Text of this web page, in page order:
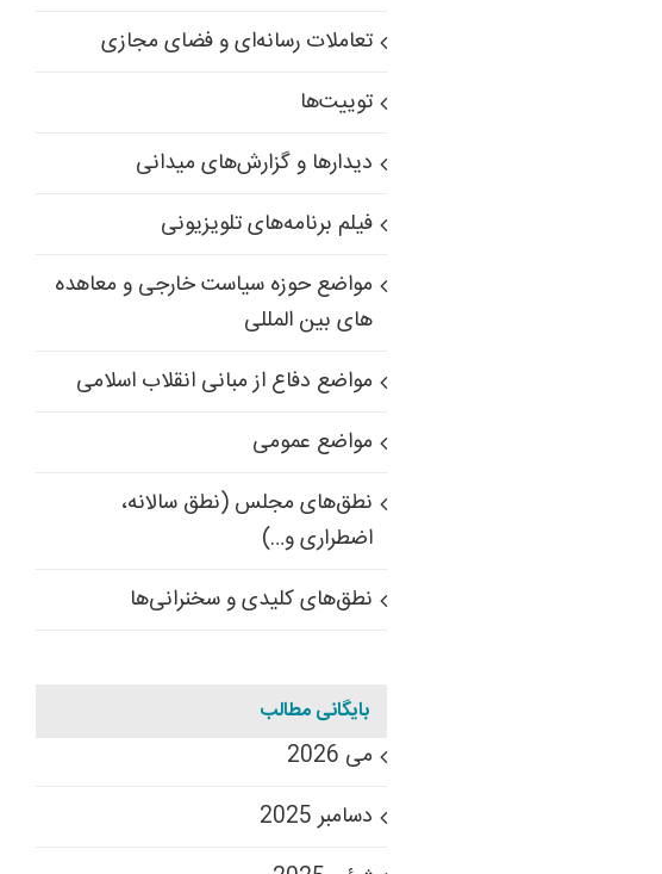
تعاملات رسانه‌ای و فضای مجازی
توییت‌ها
دیدارها و گزارش‌های میدانی
فیلم برنامه‌های تلویزیونی
مواضع حوزه سیاست خارجی و معاهده
های بین المللی
مواضع دفاع از مبانی انقلاب اسلامی
مواضع عمومی
نطق‌های مجلس (نطق سالانه،
اضطراری و…)
نطق‌های کلیدی و سخنرانی‌ها
بایگانی مطالب
می 2026
دسامبر 2025